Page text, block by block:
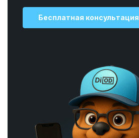
Бесплатная консультация